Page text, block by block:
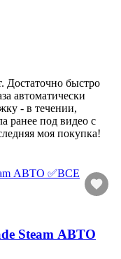
Достаточно быстро
автоматически
- в течении,
ранее под видео с
моя покупка!
Steam АВТО